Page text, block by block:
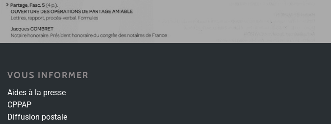
VOUS INFORMER
Aides à la presse
CPPAP
Diffusion postale